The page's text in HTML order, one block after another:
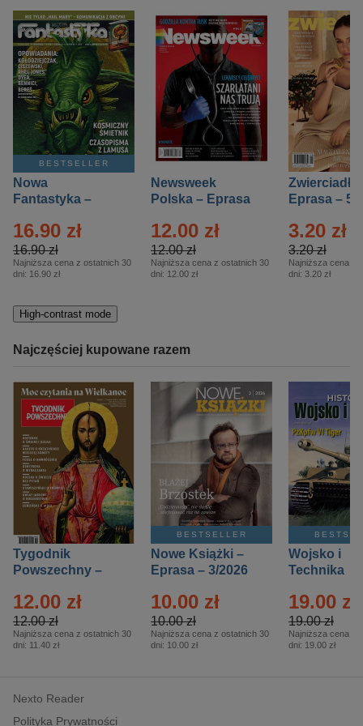
BESTSELLER
Nowa
Fantastyka –
16.90 zł
16.90 zł
Najniższa cena z ostatnich 30
dni: 16.90 zł
Newsweek
Polska – Eprasa
12.00 zł
12.00 zł
Najniższa cena z ostatnich 30
dni: 12.00 zł
Zwierciadło
Eprasa – 5/
3.20 zł
3.20 zł
Najniższa cena z
dni: 3.20 zł
High-contrast mode
Najczęściej kupowane razem
Tygodnik
Powszechny –
12.00 zł
12.00 zł
Najniższa cena z ostatnich 30
dni: 11.40 zł
BESTSELLER
Nowe Książki –
Eprasa – 3/2026
10.00 zł
10.00 zł
Najniższa cena z ostatnich 30
dni: 10.00 zł
Wojsko i
Technika
– 2/2026
19.00 zł
19.00 zł
Najniższa cena z
dni: 19.00 zł
Nexto Reader
Polityka Prywatności